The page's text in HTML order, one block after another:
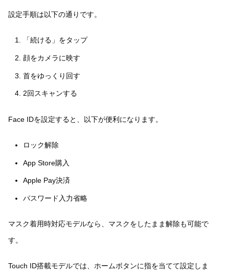
設定手順は以下の通りです。
「続ける」をタップ
顔をカメラに映す
首をゆっくり回す
2回スキャンする
Face IDを設定すると、以下が便利になります。
ロック解除
App Store購入
Apple Pay決済
パスワード入力省略
マスク着用時対応モデルなら、マスクをしたまま解除も可能で
す。
Touch ID搭載モデルでは、ホームボタンに指を当てて設定しま